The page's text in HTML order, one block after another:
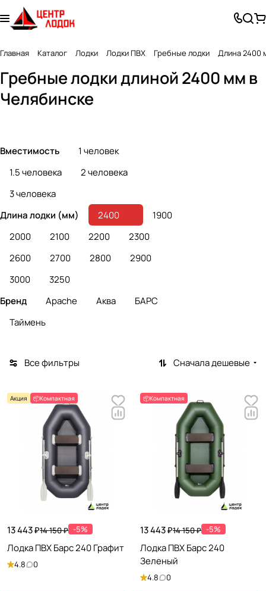
Главная Каталог Лодки Лодки ПВХ Гребные лодки Длина 2400
Гребные лодки длиной 2400 мм в
Челябинске
С натяжным
(плоским)
дном
37 товаров
С надувным
дном
С навесным
транцем
Вместимость
1 человек
1.5 человека
2 человека
3 человека
Длина лодки (мм)
1900
2000
2100 2200 2300
2400
2600 2700 2800
2900
3000
3250
Бренд
Apache Аква
БАРС
Таймень
Все фильтры Сначала дешевые
Акция 📦Компактная
13 443 ₽14 150 ₽ -5%
Лодка ПВХ Барс 240 Графит
4.8 0
📦Компактная
13 443 ₽14 150 ₽ -5%
Лодка ПВХ Барс 240
Зеленый
4.8 0